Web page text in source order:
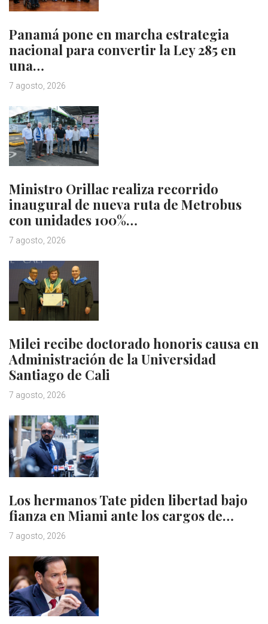
Panamá pone en marcha estrategia
nacional para convertir la Ley 285 en
una…
7 agosto, 2026
Ministro Orillac realiza recorrido
inaugural de nueva ruta de Metrobus
con unidades 100%…
7 agosto, 2026
Milei recibe doctorado honoris causa en
Administración de la Universidad
Santiago de Cali
7 agosto, 2026
Los hermanos Tate piden libertad bajo
fianza en Miami ante los cargos de…
7 agosto, 2026